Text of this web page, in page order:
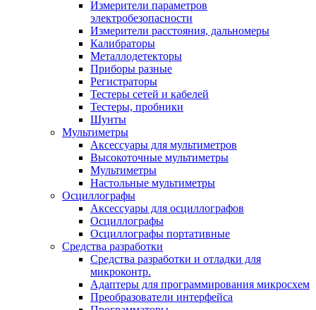
Измерители параметров
электробезопасности
Измерители расстояния, дальномеры
Калибраторы
Металлодетекторы
Приборы разные
Регистраторы
Тестеры сетей и кабелей
Тестеры, пробники
Шунты
Мультиметры
Аксессуары для мультиметров
Высокоточные мультиметры
Мультиметры
Настольные мультиметры
Осциллографы
Аксессуары для осциллографов
Осциллографы
Осциллографы портативные
Средства разработки
Cредства разработки и отладки для
микроконтр.
Адаптеры для программирования микросхем
Преобразователи интерфейса